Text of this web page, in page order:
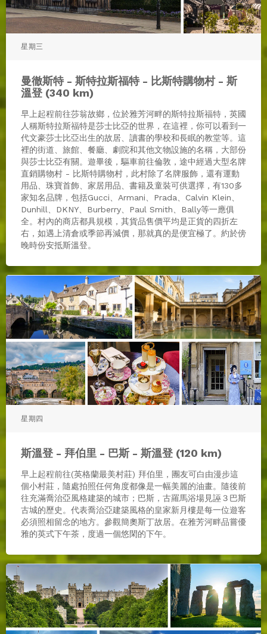
星期三
曼徹斯特 - 斯特拉斯福特 - 比斯特購物村 - 斯
溫登 (340 km)
早上起程前往莎翁故鄉，位於雅芳河畔的斯特拉斯福特，英國
人稱斯特拉斯福特是莎士比亞的世界，在這裡，你可以看到一
代文豪莎士比亞出生的故居、讀書的學校和長眠的教堂等。這
裡的街道、旅館、餐廳、劇院和其他文物設施的名稱，大部份
與莎士比亞有關。遊畢後，驅車前往倫敦，途中經過大型名牌
直銷購物村 - 比斯特購物村，此村除了名牌服飾，還有運動
用品、珠寶首飾、家居用品、書籍及童裝可供選擇，有130多
家知名品牌，包括Gucci、Armani、Prada、Calvin Klein、
Dunhill、DKNY、Burberry、Paul Smith、Bally等一應俱
全。村內的商店都具規模，其貨品售價平均是正貨的四折左
右，如遇上清倉或季節再減價，那就真的是便宜極了。約於傍
晚時份安抵斯溫登。
星期四
斯溫登 - 拜伯里 - 巴斯 - 斯溫登 (120 km)
早上起程前往(英格蘭最美村莊) 拜伯里，團友可白由漫步這
個小村莊，隨處拍照任何角度都像是一幅美麗的油畫。隨後前
往充滿喬治亞風格建築的城市；巴斯，古羅馬浴場見誣３巴斯
古城的歷史。代表喬治亞建築風格的皇家新月樓是每一位遊客
必須照相留念的地方。參觀簡奧斯丁故居。在雅芳河畔品嘗優
雅的英式下午茶，度過一個悠閑的下午。